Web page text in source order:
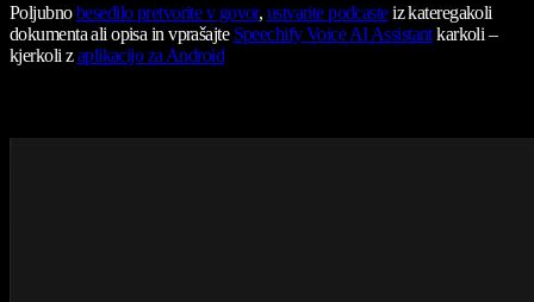
Poljubnobesedilo pretvorite v govor, ustvarite podcasteiz kateregakoli
dokumenta ali opisa in vprašajte Speechify Voice AI Assistantkarkoli –
kjerkoli zaplikacijo za Android